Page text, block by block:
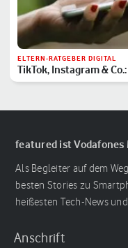
ELTERN-RATGEBER DIGITAL
TikTok, Instagram &
aus?
featured ist
Als Begleiter auf dem
besten Stories zu
heißesten Tech-News
Anschrift